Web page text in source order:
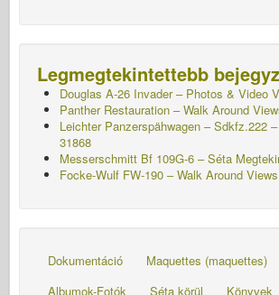
Legmegtekintettebb
Douglas A-26 Invader – Photos & Video
Panther Restauration – Walk Around
Leichter Panzerspähwagen – Sdkfz.222
31868
Messerschmitt Bf 109G-6 – Séta
Focke-Wulf FW-190 – Walk Around
Dokumentáció
Maquettes (maquettes)
Albumok-Fotók
Séta körül Könyvek